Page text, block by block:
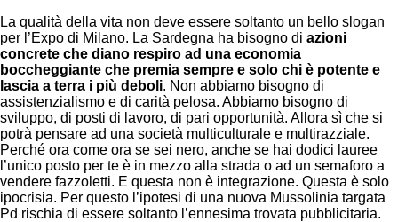
La qualità della vita non deve essere soltanto un bello slogan
per l’Expo di Milano. La Sardegna ha bisogno di azioni
concrete che diano respiro ad una economia
boccheggiante che premia sempre e solo chi è potente e
lascia a terra i più deboli. Non abbiamo bisogno di
assistenzialismo e di carità pelosa. Abbiamo bisogno di
sviluppo, di posti di lavoro, di pari opportunità. Allora sì che si
potrà pensare ad una società multiculturale e multirazziale.
Perché ora come ora se sei nero, anche se hai dodici lauree
l’unico posto per te è in mezzo alla strada o ad un semaforo a
vendere fazzoletti. E questa non è integrazione. Questa è solo
ipocrisia. Per questo l’ipotesi di una nuova Mussolinia targata
Pd rischia di essere soltanto l’ennesima trovata pubblicitaria.